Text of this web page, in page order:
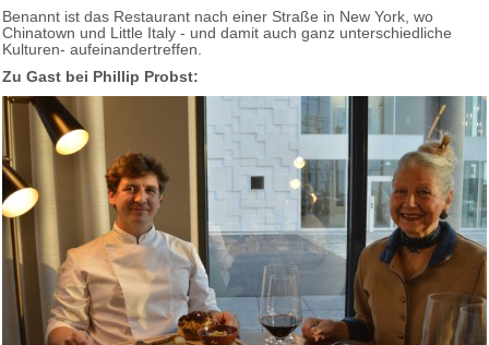
Benannt ist das Restaurant nach einer Straße in New York, wo
Chinatown und Little Italy - und damit auch ganz unterschiedliche
Kulturen- aufeinandertreffen.
Zu Gast bei Phillip Probst: